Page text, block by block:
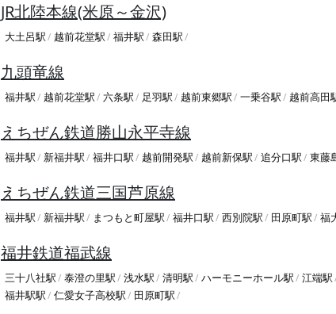
JR北陸本線(米原～金沢)
大土呂駅 越前花堂駅 福井駅 森田駅
九頭竜線
福井駅 越前花堂駅 六条駅 足羽駅 越前東郷駅 一乗谷駅 越前高田
えちぜん鉄道勝山永平寺線
福井駅 新福井駅 福井口駅 越前開発駅 越前新保駅 追分口駅 東藤
えちぜん鉄道三国芦原線
福井駅 新福井駅 まつもと町屋駅 福井口駅 西別院駅 田原町駅 福
福井鉄道福武線
三十八社駅 泰澄の里駅 浅水駅 清明駅 ハーモニーホール駅 江端駅
福井駅駅
仁愛女子高校駅 田原町駅